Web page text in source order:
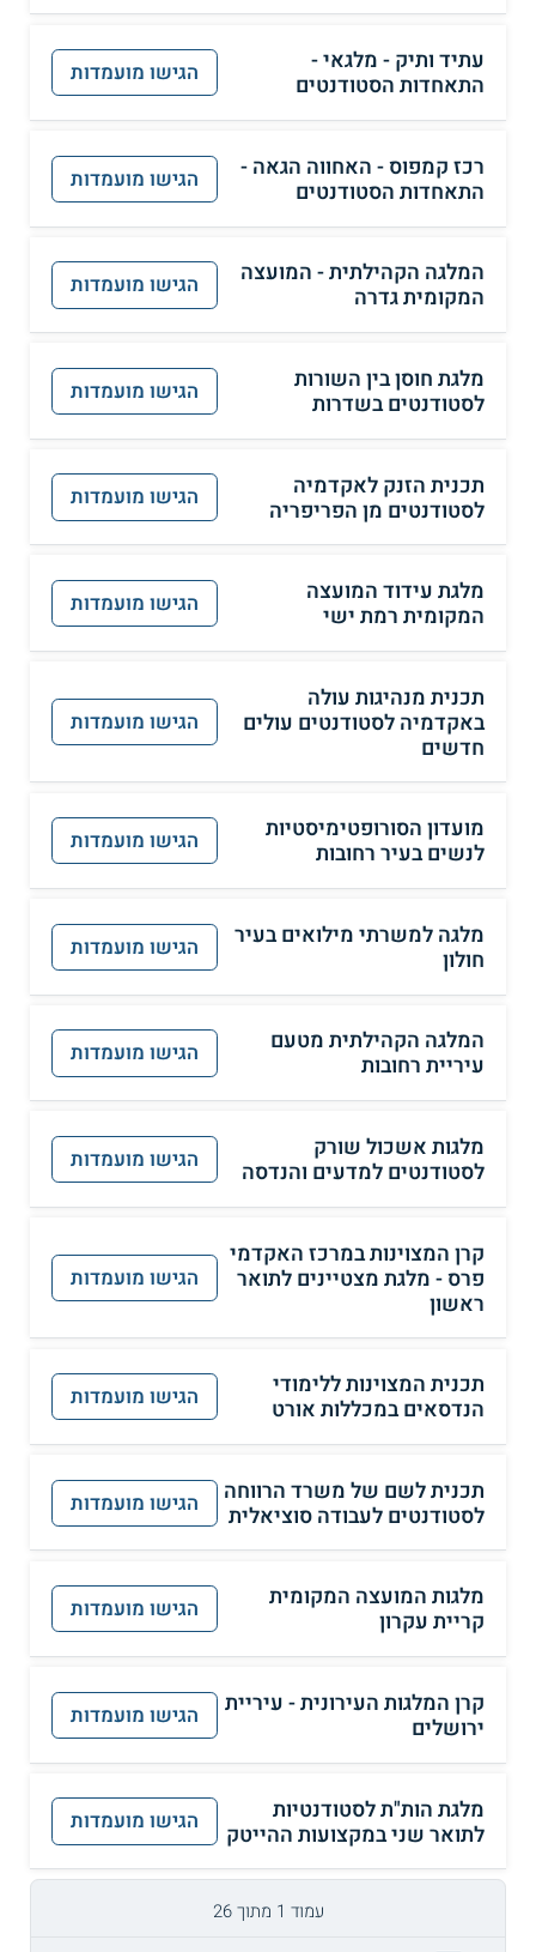
עתיד ותיק - מלגאי -
התאחדות הסטודנטים
הגישו מועמדות
רכז קמפוס - האחווה הגאה -
התאחדות הסטודנטים
הגישו מועמדות
המלגה הקהילתית - המועצה
המקומית גדרה
הגישו מועמדות
מלגת חוסן בין השורות
לסטודנטים בשדרות
הגישו מועמדות
תכנית הזנק לאקדמיה
לסטודנטים מן הפריפריה
הגישו מועמדות
מלגת עידוד המועצה
המקומית רמת ישי
הגישו מועמדות
תכנית מנהיגות עולה
באקדמיה לסטודנטים עולים
חדשים
הגישו מועמדות
מועדון הסורופטימיסטיות
לנשים בעיר רחובות
הגישו מועמדות
מלגה למשרתי מילואים בעיר
חולון
הגישו מועמדות
המלגה הקהילתית מטעם
עיריית רחובות
הגישו מועמדות
מלגות אשכול שורק
לסטודנטים למדעים והנדסה
הגישו מועמדות
קרן המצוינות במרכז האקדמי
פרס - מלגת מצטיינים לתואר
ראשון
הגישו מועמדות
תכנית המצוינות ללימודי
הנדסאים במכללות אורט
הגישו מועמדות
תכנית לשם של משרד הרווחה
לסטודנטים לעבודה סוציאלית
הגישו מועמדות
מלגות המועצה המקומית
קריית עקרון
הגישו מועמדות
קרן המלגות העירונית - עיריית
ירושלים
הגישו מועמדות
מלגת הות"ת לסטודנטיות
לתואר שני במקצועות ההייטק
הגישו מועמדות
עמוד 1 מתוך 26